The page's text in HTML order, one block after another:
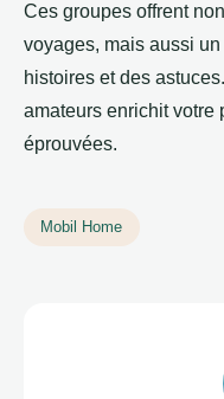
Ces groupes offrent
voyages, mais aussi
histoires et des
amateurs enrichit votre
éprouvées.
Mobil Home